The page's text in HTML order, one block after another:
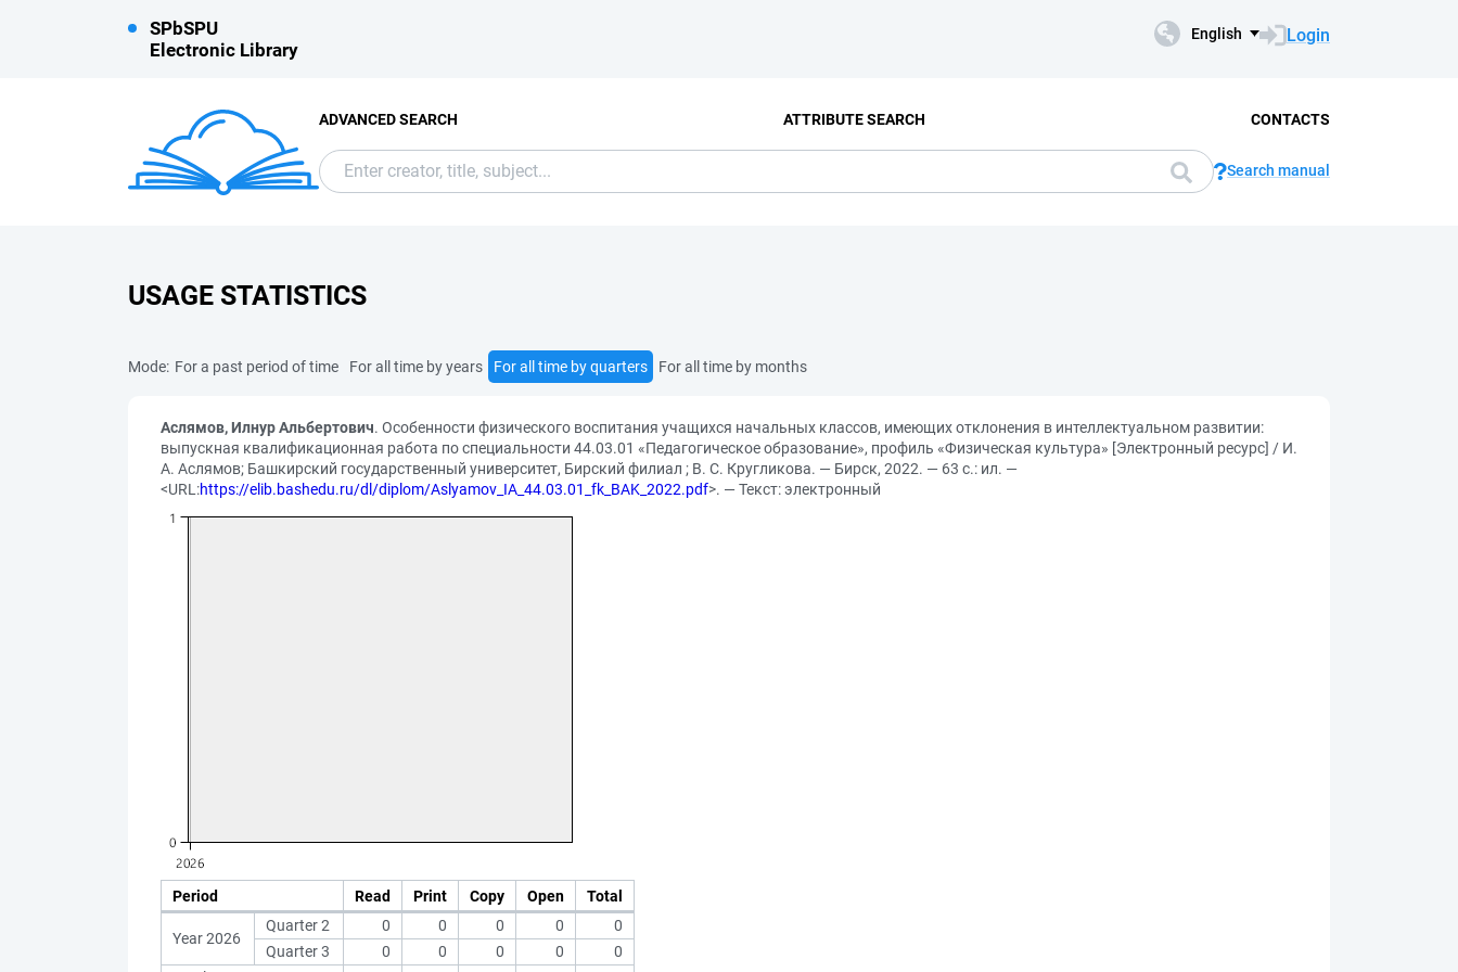
SPbSPU
Electronic Library
English Login
ADVANCED SEARCH ATTRIBUTE SEARCH CONTACTS
Search manual
USAGE STATISTICS
Mode: For a past period of time For all time by years For all time by quarters For all time by months
Аслямов, Илнур Альбертович. Особенности физического воспитания учащихся начальных классов, имеющих отклонения в интеллектуальном развитии:
выпускная квалификационная работа по специальности 44.03.01 «Педагогическое образование», профиль «Физическая культура» [Электронный ресурс] / И.
А. Аслямов; Башкирский государственный университет, Бирский филиал ; В. С. Кругликова. — Бирск, 2022. — 63 с.: ил. —
<URL:https://elib.bashedu.ru/dl/diplom/Aslyamov_IA_44.03.01_fk_BAK_2022.pdf>. — Текст: электронный
Period Read Print Copy Open Total
Year 2026
Quarter 2 0 0 0 0
0
Quarter 3
0 0 0 0
0